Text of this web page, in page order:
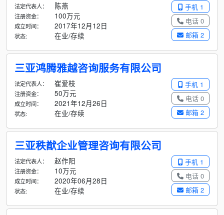
手机 1
电话 0
邮箱 2
法定代表人： 陈燕
注册资金： 100万元
成立时间： 2017年12月12日
状态: 在业/存续
三亚鸿腾雅越咨询服务有限公司
手机 1
电话 0
邮箱 2
法定代表人： 崔爱枝
注册资金： 50万元
成立时间： 2021年12月26日
状态: 在业/存续
三亚秩猷企业管理咨询有限公司
手机 1
电话 0
邮箱 2
法定代表人： 赵作阳
注册资金： 10万元
成立时间： 2020年06月28日
状态: 在业/存续